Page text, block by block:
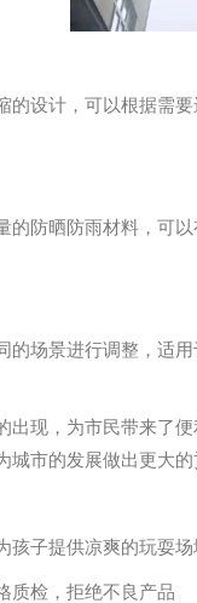
的设计，可以根据需
的防晒防雨材料，可
的场景进行调整，适
出现，为市民带来了
市的发展做出更大的
孩子提供凉爽的玩耍场
质检，拒绝不良产品